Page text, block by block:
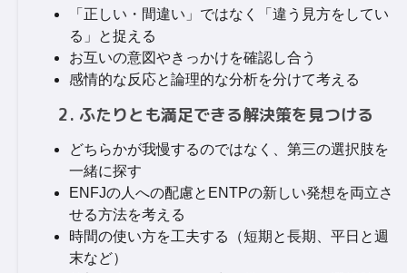
「正しい・間違い」ではなく「違う見方をしてい
る」と捉える
お互いの意図やきっかけを確認し合う
感情的な反応と論理的な分析を分けて考える
2. ふたりとも満足できる解決策を見つける
どちらかが我慢するのではなく、第三の選択肢を
一緒に探す
ENFJの人への配慮とENTPの新しい発想を両立さ
せる方法を考える
時間の使い方を工夫する（短期と長期、平日と週
末など）